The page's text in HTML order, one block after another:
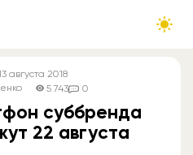
августа 2018
5 743 0
суббренда
22 августа